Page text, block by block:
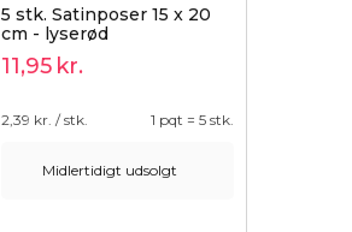
5 stk. Satinposer 15 x 20
cm - lyserød
11,95 kr.
2,39 kr. / stk. 1 pqt = 5 stk.
Midlertidigt udsolgt